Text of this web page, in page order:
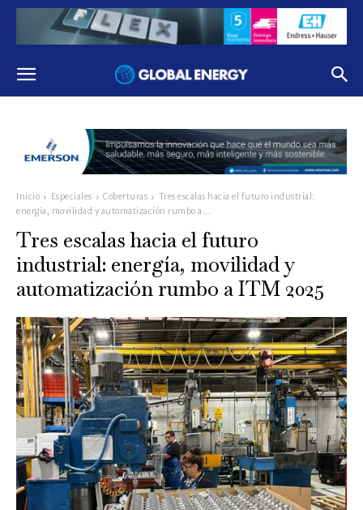
Inicio Especiales Coberturas
Tres escalas hacia el futuro industrial:
energía, movilidad y automatización rumbo a...
Tres escalas hacia el futuro
industrial: energía, movilidad y
automatización rumbo a ITM 2025